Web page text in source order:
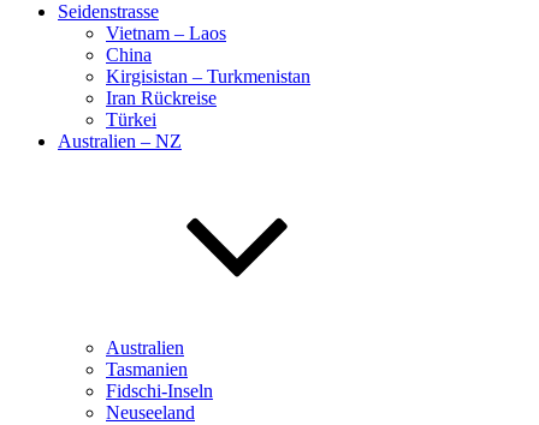
Seidenstrasse
Vietnam – Laos
China
Kirgisistan – Turkmenistan
Iran Rückreise
Türkei
Australien – NZ
Australien
Tasmanien
Fidschi-Inseln
Neuseeland